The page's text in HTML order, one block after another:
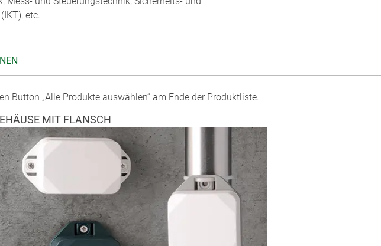
etc.
Button „Alle Produkte auswählen“ am Ende der Produktliste.
MIT FLANSCH